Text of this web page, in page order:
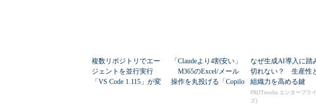
複数リポジトリでエー
ジェントを並行実行
「VS Code 1.115」が変
「Claudeより4割安い」
M365のExcel/メール
操作を丸投げる「Copilo
なぜ生成AI導入に踏
切れない？ 生産性
組織力を高める鍵
PR(ITmedia エンタープライ
ズ)